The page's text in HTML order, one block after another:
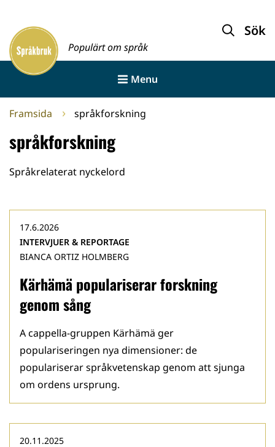
innehållet
Framsida
Populärt om språk
Sök
Menu
Framsida språkforskning
språkforskning
Språkrelaterat nyckelord
Kärhämä populariserar forskning
genom sång
17.6.2026
INTERVJUER & REPORTAGE
BIANCA ORTIZ HOLMBERG
A cappella-gruppen Kärhämä ger
populariseringen nya dimensioner: de
populariserar språkvetenskap genom att sjunga
om ordens ursprung.
20.11.2025